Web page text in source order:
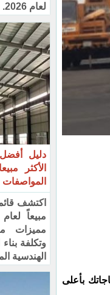
بأعلى
لعام 2026.
دليل أفضل
الأكثر
المواصفات
اكتشف
مميزات
وتكلفة
الهندسية